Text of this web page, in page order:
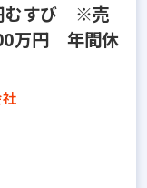
むすび ※売
万円 年間休